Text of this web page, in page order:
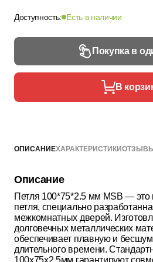
Доступность: Есть в наличии
Покупка в
В
ОПИСАНИЕХАРАКТЕРИСТИКИ
Описание
Петля 100*75*2.5 мм MSB — это
петля, специально
межкомнатных дверей.
долговечных металлических
обеспечивает плавную и
длительного времени.
100x75x2.5мм гарантируют